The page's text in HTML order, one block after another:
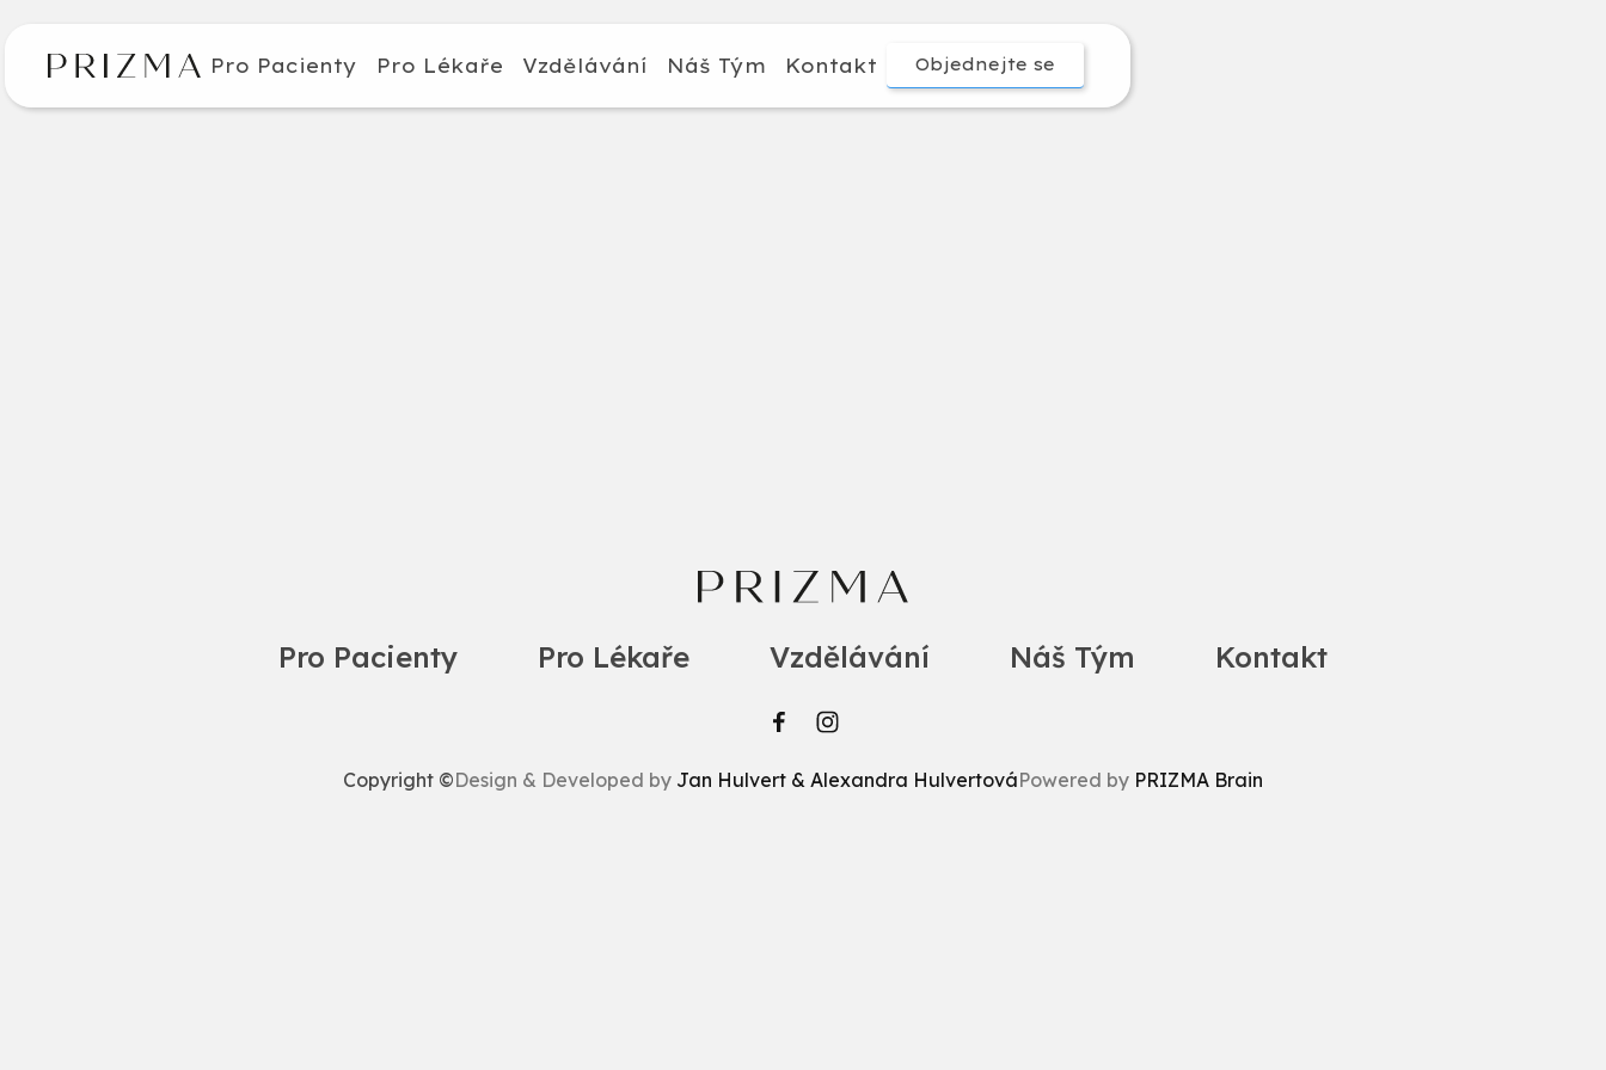
Pro Pacienty Pro Lékaře Vzdělávání Náš Tým Kontakt Objednejte se
Pro Pacienty Pro Lékaře Vzdělávání Náš Tým Kontakt
Copyright ©Design & Developed by Jan Hulvert & Alexandra HulvertováPowered by PRIZMA Brain